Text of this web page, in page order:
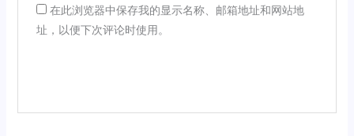
在此浏览器中保存我的显示名称、邮箱地址和网站地
址，以便下次评论时使用。